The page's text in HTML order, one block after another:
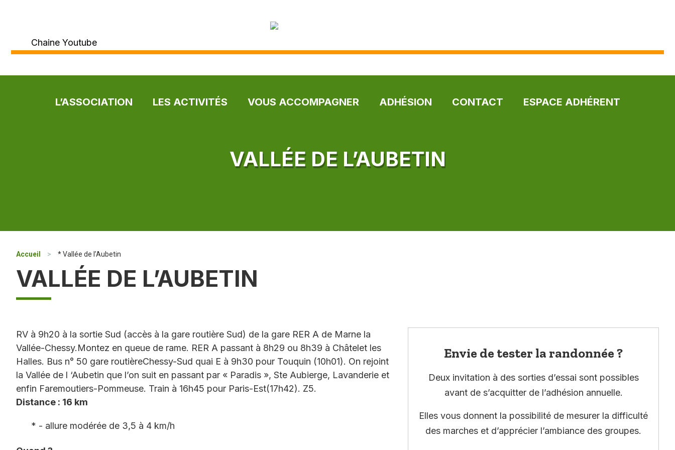
Chaine Youtube
L’ASSOCIATION LES ACTIVITÉS VOUS ACCOMPAGNER ADHÉSION CONTACT ESPACE ADHÉRENT
VALLÉE DE L’AUBETIN
Accueil > * Vallée de l’Aubetin
VALLÉE DE L’AUBETIN
RV à 9h20 à la sortie Sud (accès à la gare routière Sud) de la gare RER A de Marne la
Vallée-Chessy.Montez en queue de rame. RER A passant à 8h29 ou 8h39 à Châtelet les
Halles. Bus n° 50 gare routièreChessy-Sud quai E à 9h30 pour Touquin (10h01). On rejoint
la Vallée de l ‘Aubetin que l’on suit en passant par « Paradis », Ste Aubierge, Lavanderie et
enfin Faremoutiers-Pommeuse. Train à 16h45 pour Paris-Est(17h42). Z5.
Distance : 16 km
* - allure modérée de 3,5 à 4 km/h
Envie de tester la randonnée ?
Deux invitation à des sorties d’essai sont possibles
avant de s’acquitter de l’adhésion annuelle.
Elles vous donnent la possibilité de mesurer la difficulté
des marches et d’apprécier l’ambiance des groupes.